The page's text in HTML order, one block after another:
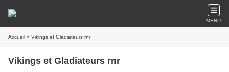
MENU
Accueil » Vikings et Gladiateurs rnr
Vikings et Gladiateurs rnr